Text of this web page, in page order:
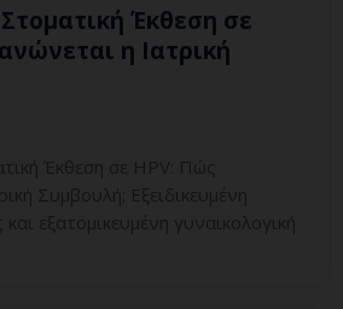
Έκθεση σε
η Ιατρική
Έκθεση σε HPV: Πώς
Συμβουλή; Εξειδικευμένη
εξατομικευμένη γυναικολογική